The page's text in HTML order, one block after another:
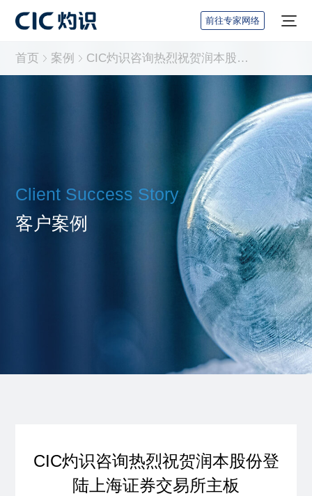
前往专家网络
Client Success Story
客户案例
首页 案例 CIC灼识咨询热烈祝贺润本股份登陆上海证券交易所主板
CIC灼识咨询热烈祝贺润本股份登
陆上海证券交易所主板